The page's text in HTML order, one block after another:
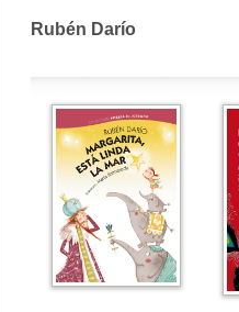
Rubén Darío